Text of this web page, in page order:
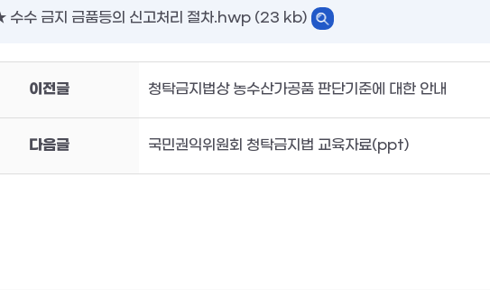
수수 금지 금품등의 신고처리 절차.hwp (23 kb)
이전글 청탁금지법상 농수산가공품 판단기준에 대한 안내
다음글 국민권익위원회 청탁금지법 교육자료(ppt)